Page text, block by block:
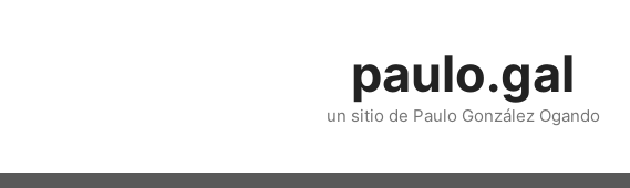
paulo.gal
un sitio de Paulo González Ogando